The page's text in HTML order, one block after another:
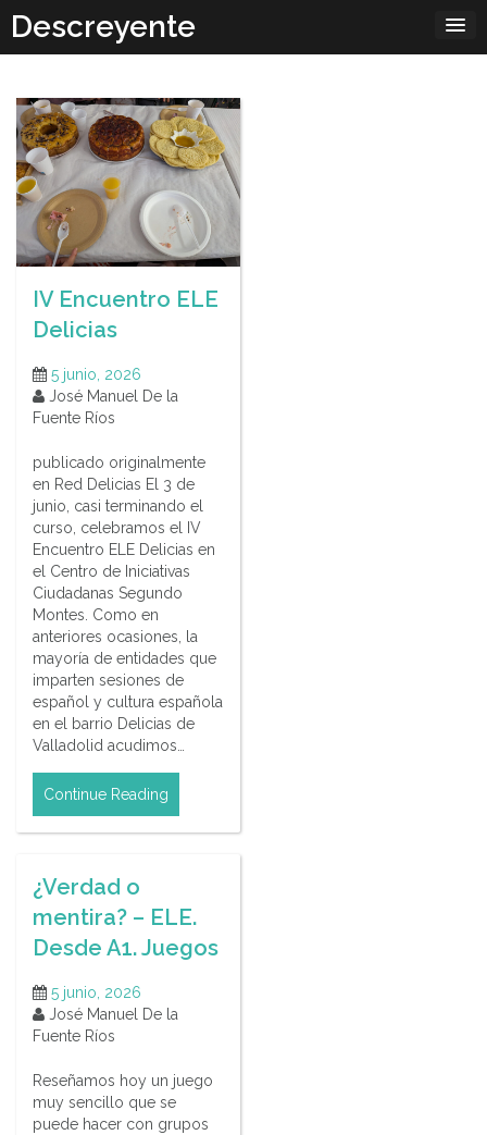
content
Descreyente
IV Encuentro ELE
Delicias
5 junio, 2026
José Manuel De la
Fuente Ríos
publicado originalmente
en Red Delicias El 3 de
junio, casi terminando el
curso, celebramos el IV
Encuentro ELE Delicias en
el Centro de Iniciativas
Ciudadanas Segundo
Montes. Como en
anteriores ocasiones, la
mayoría de entidades que
imparten sesiones de
español y cultura española
en el barrio Delicias de
Valladolid acudimos…
Continue Reading
¿Verdad o
mentira? – ELE.
Desde A1. Juegos
5 junio, 2026
José Manuel De la
Fuente Ríos
Reseñamos hoy un juego
muy sencillo que se
puede hacer con grupos